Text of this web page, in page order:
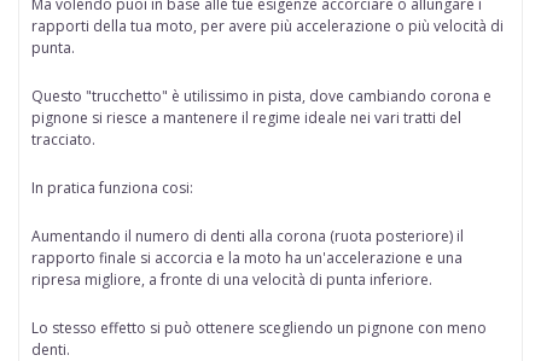
rapporti della tua moto, per avere più accelerazione o più velocità di
punta.
Questo "trucchetto" è utilissimo in pista, dove cambiando corona e
pignone si riesce a mantenere il regime ideale nei vari tratti del
tracciato.
In pratica funziona cosi:
Aumentando il numero di denti alla corona (ruota posteriore) il
rapporto finale si accorcia e la moto ha un'accelerazione e una
ripresa migliore, a fronte di una velocità di punta inferiore.
Lo stesso effetto si può ottenere scegliendo un pignone con meno
denti.